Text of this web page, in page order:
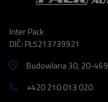
Inter Pack
DIČ: PL5213739921
Budowlana 30, 20-469
+420 210 013 020